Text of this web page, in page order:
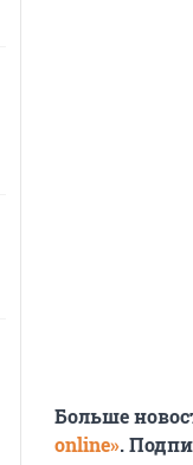
Больше
online».